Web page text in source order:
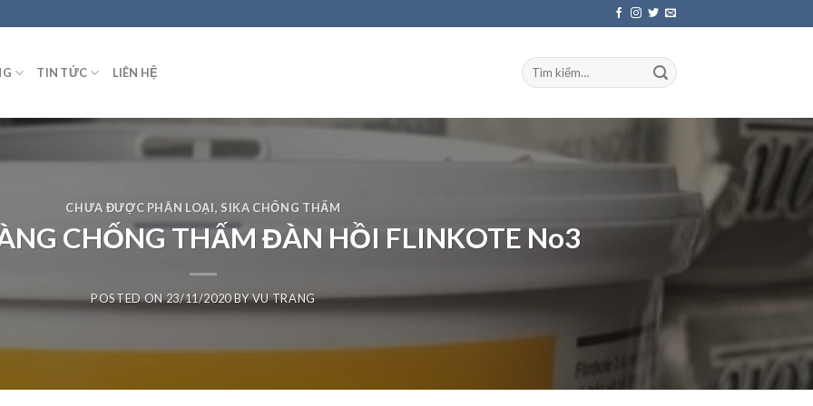
TIN TỨC LIÊN HỆ
CHƯA ĐƯỢC PHÂN LOẠI, SIKA CHỐNG THẤM
CHỐNG THẤM ĐÀN HỒI FLINKOTE No3
POSTED ON23/11/2020BYVU TRANG